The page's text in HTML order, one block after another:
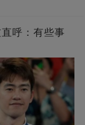
呼：有些事